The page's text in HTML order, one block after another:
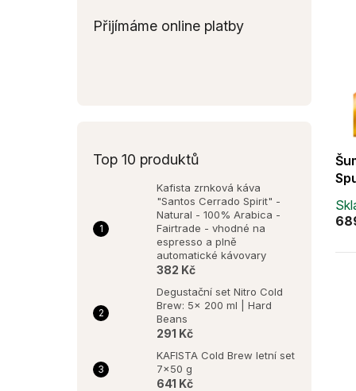
Přijímáme online platby
Top 10 produktů
Kafista zrnková káva
"Santos Cerrado Spirit" -
Natural - 100% Arabica -
Fairtrade - vhodné na
espresso a plně
automatické kávovary
382 Kč
Degustační set Nitro Cold
Brew: 5× 200 ml | Hard
Beans
291 Kč
KAFISTA Cold Brew letní set
7x50 g
641 Kč